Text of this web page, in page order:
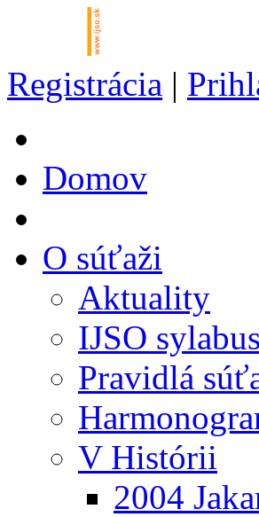
Registrácia |
Domov
O súťaži
Aktuality
IJSO sylabus
Pravidlá
V Histórii
2004